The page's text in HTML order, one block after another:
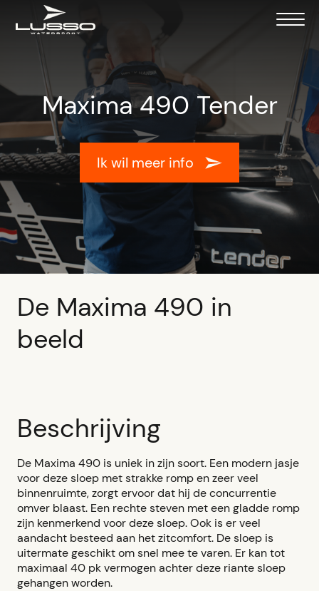
Maxima 490 Tender
Ik wil meer info
De Maxima 490 in
beeld
Beschrijving
De Maxima 490 is uniek in zijn soort. Een modern jasje
voor deze sloep met strakke romp en zeer veel
binnenruimte, zorgt ervoor dat hij de concurrentie
omver blaast. Een rechte steven met een gladde romp
zijn kenmerkend voor deze sloep. Ook is er veel
aandacht besteed aan het zitcomfort. De sloep is
uitermate geschikt om snel mee te varen. Er kan tot
maximaal 40 pk vermogen achter deze riante sloep
gehangen worden.